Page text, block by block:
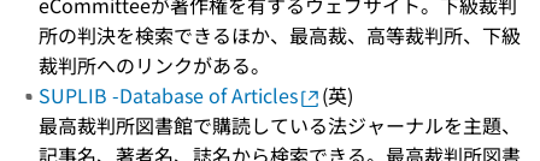
所の判決を検索できるほか、最高裁、高等裁判所、下級
裁判所へのリンクがある。
SUPLIB -Database of Articles
(英)
最高裁判所図書館で購読している法ジャーナルを主題、
記事名、著者名、誌名から検索できる。最高裁判所図書